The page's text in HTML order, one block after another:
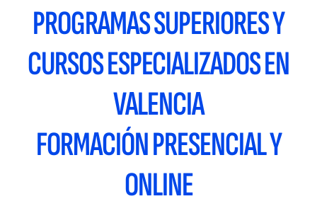
PROGRAMAS SUPERIORES Y
CURSOS ESPECIALIZADOS EN
VALENCIA
FORMACIÓN PRESENCIAL Y
ONLINE